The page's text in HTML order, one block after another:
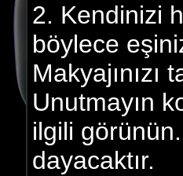
2. Kendinizi
böylece
Makyajınızı
Unutmayın
ilgili
dayacaktır.